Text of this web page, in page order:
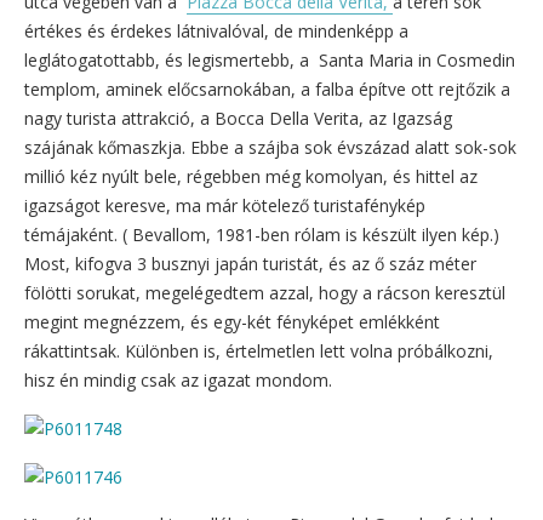
értékes és érdekes látnivalóval, de mindenképp a
leglátogatottabb, és legismertebb, a Santa Maria in Cosmedin
templom, aminek előcsarnokában, a falba építve ott rejtőzik a
nagy turista attrakció, a Bocca Della Verita, az Igazság
szájának kőmaszkja. Ebbe a szájba sok évszázad alatt sok-sok
millió kéz nyúlt bele, régebben még komolyan, és hittel az
igazságot keresve, ma már kötelező turistafénykép
témájaként. ( Bevallom, 1981-ben rólam is készült ilyen kép.)
Most, kifogva 3 busznyi japán turistát, és az ő száz méter
fölötti sorukat, megelégedtem azzal, hogy a rácson keresztül
megint megnézzem, és egy-két fényképet emlékként
rákattintsak. Különben is, értelmetlen lett volna próbálkozni,
hisz én mindig csak az igazat mondom.